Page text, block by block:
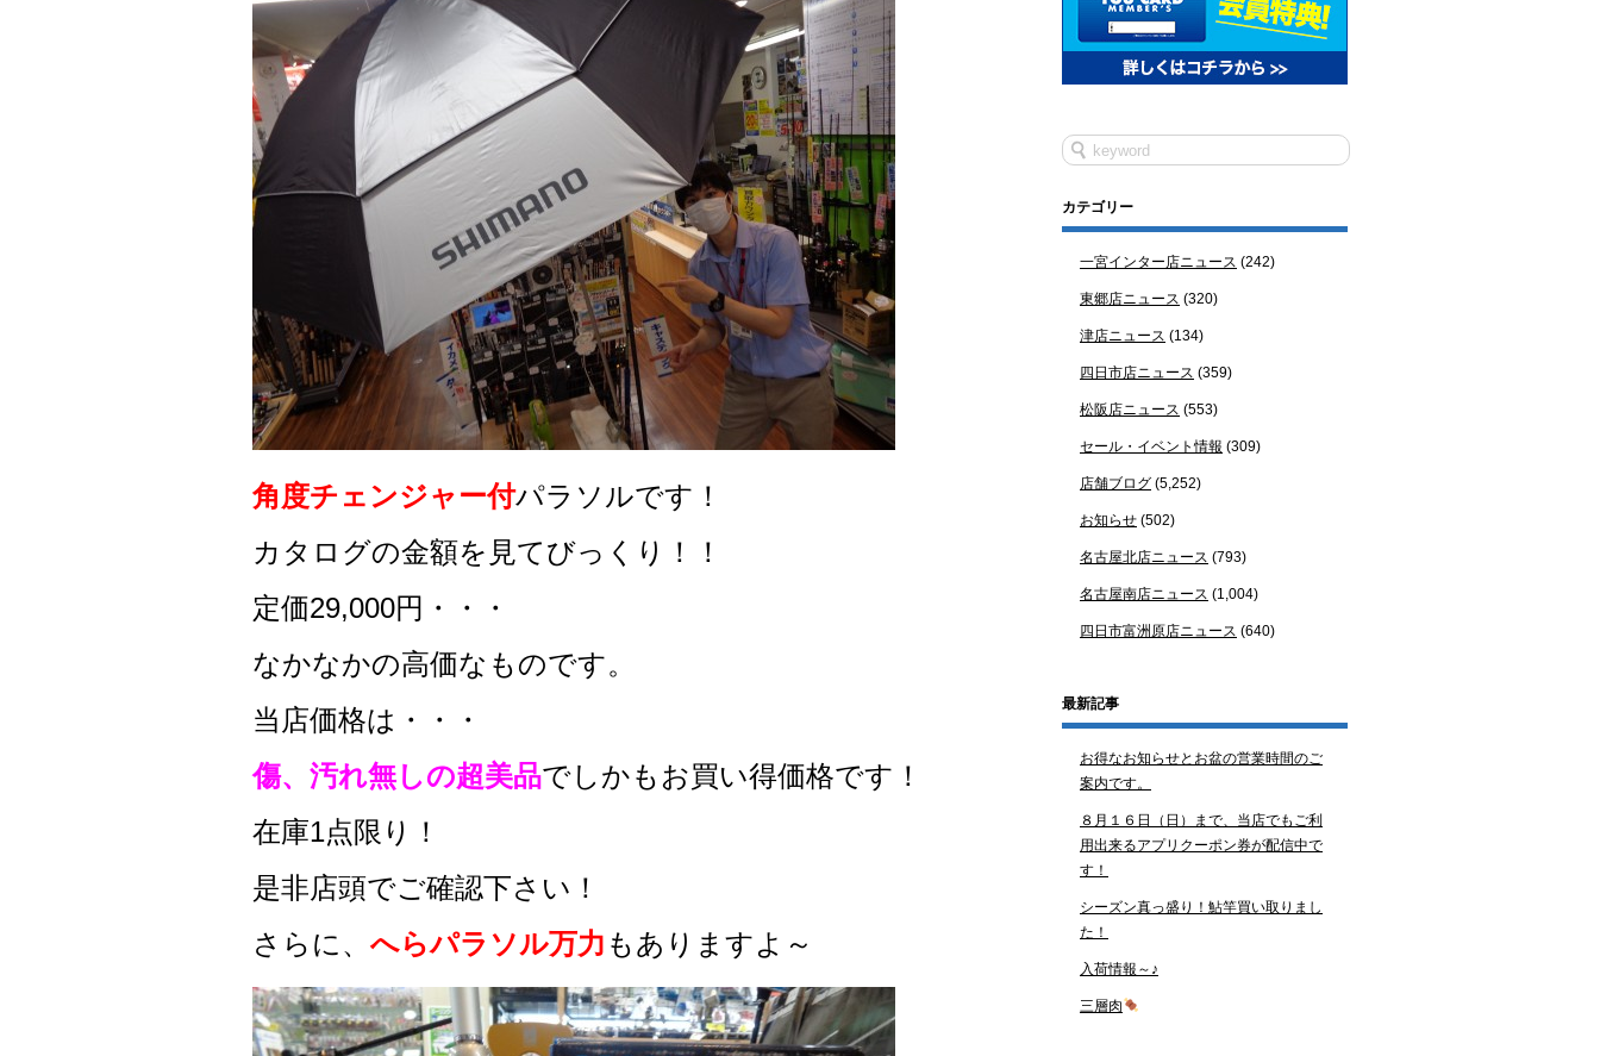
角度チェンジャー付パラソルです！
カタログの金額を見てびっくり！！
定価29,000円・・・
なかなかの高価なものです。
当店価格は・・・
傷、汚れ無しの超美品でしかもお買い得価格です！
在庫1点限り！
是非店頭でご確認下さい！
さらに、 へらパラソル万力 もありますよ～
カテゴリー
一宮インター店ニュース (242)
東郷店ニュース (320)
津店ニュース (134)
四日市店ニュース (359)
松阪店ニュース (553)
セール・イベント情報 (309)
店舗ブログ (5,252)
お知らせ (502)
名古屋北店ニュース (793)
名古屋南店ニュース (1,004)
四日市富洲原店ニュース (640)
最新記事
お得なお知らせとお盆の営業時間のご
案内です。
８月１６日（日）まで、当店でもご利
用出来るアプリクーポン券が配信中で
す！
シーズン真っ盛り！鮎竿買い取りまし
た！
入荷情報～♪
三層肉